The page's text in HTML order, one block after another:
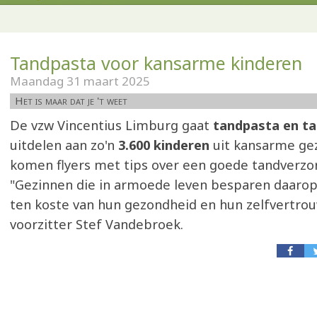
Tandpasta voor kansarme kinderen
Maandag 31 maart 2025
Het is maar dat je 't weet
De vzw Vincentius Limburg gaat tandpasta en
uitdelen aan zo'n 3.600 kinderen uit kansarme
komen flyers met tips over een goede
"Gezinnen die in armoede leven besparen
ten koste van hun gezondheid en hun
voorzitter Stef Vandebroek.